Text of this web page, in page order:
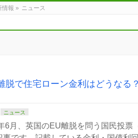
情報 » ニュース
脱で住宅ローン金利はどうなる
ニュース
6月、英国のEU離脱を問う国民投票